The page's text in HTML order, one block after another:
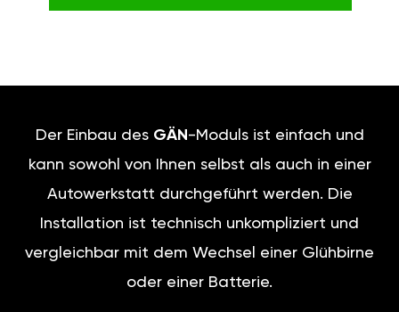
Der Einbau des GÄN -Moduls ist einfach und
kann sowohl von Ihnen selbst als auch in einer
Autowerkstatt durchgeführt werden. Die
Installation ist technisch unkompliziert und
vergleichbar mit dem Wechsel einer Glühbirne
oder einer Batterie.